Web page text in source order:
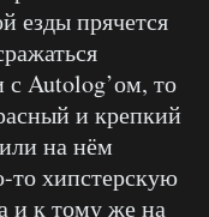
езды прячется
с Autolog’ом, то
и крепкий
на нём
то хипстерскую
и к тому же на